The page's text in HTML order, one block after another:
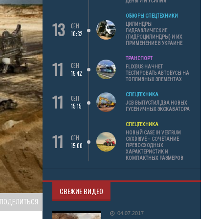
13
СЕН
10:32
ОБЗОРЫ СПЕЦТЕХНИКИ
ЦИЛИНДРЫ
ГИДРАВЛИЧЕСКИЕ
(ГИДРОЦИЛИНДРЫ) И ИХ
ПРИМЕНЕНИЕ В УКРАИНЕ
11
СЕН
15:42
ТРАНСПОРТ
FLIXBUS НАЧНЕТ
ТЕСТИРОВАТЬ АВТОБУСЫ НА
ТОПЛИВНЫХ ЭЛЕМЕНТАХ
11
СЕН
15:15
СПЕЦТЕХНИКА
JCB ВЫПУСТИЛ ДВА НОВЫХ
ГУСЕНИЧНЫХ ЭКСКАВАТОРА
11
СЕН
15:00
СПЕЦТЕХНИКА
НОВЫЙ CASE IH VESTRUM
CVXDRIVE – СОЧЕТАНИЕ
ПРЕВОСХОДНЫХ
ХАРАКТЕРИСТИК И
КОМПАКТНЫХ РАЗМЕРОВ
СВЕЖИЕ ВИДЕО
04.07.2017